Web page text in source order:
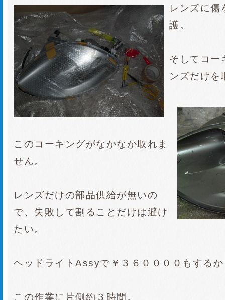
レンズに傷
護。
そしてコー
ンズだけを
このコーキングがなかなか取れま
せん。
レンズだけの部品供給が無いの
で、失敗して割ることだけは避け
たい。
ヘッドライトAssyで￥３６００００もする
この作業に片側約３時間。